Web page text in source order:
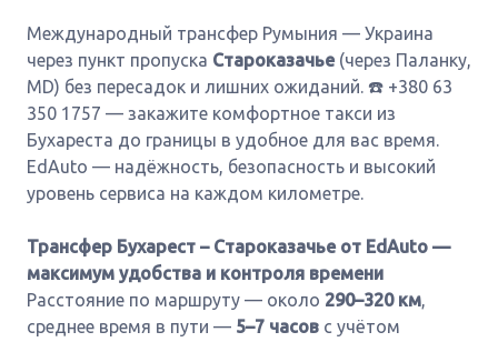
Международный трансфер Румыния — Украина
через пункт пропуска Староказачье(через Паланку,
MD) без пересадок и лишних ожиданий. ☎️ +380 63
350 1757 — закажите комфортное такси из
Бухареста до границы в удобное для вас время.
EdAuto — надёжность, безопасность и высокий
уровень сервиса на каждом километре.
Трансфер Бухарест – Староказачье от EdAuto —
максимум удобства и контроля времени
Расстояние по маршруту — около 290–320 км,
среднее время в пути — 5–7 часов с учётом